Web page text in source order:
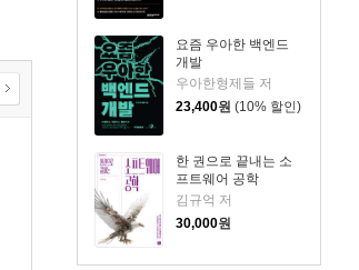
요즘 우아한 백엔드
개발
우아한형제들 저
23,400원 (10% 할인)
한 권으로 끝내는 소
프트웨어 공학
김규억 저
30,000원